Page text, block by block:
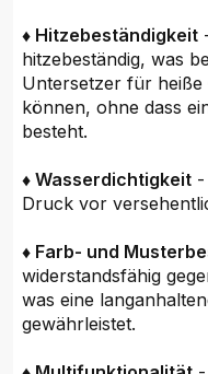
♦ Hitzebeständigkeit
hitzebeständig, was
Untersetzer für
können, ohne dass
besteht.
♦ Wasserdichtigkeit -
Druck vor
♦ Farb- und
widerstandsfähig
was eine
gewährleistet.